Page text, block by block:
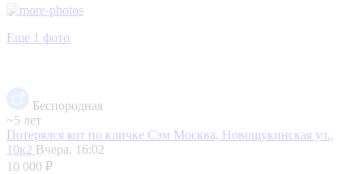
Еще 1 фото
Беспородная
~5 лет
Потерялся кот по кличке Сэм Москва, Новощукинская ул.,
10к2 Вчера, 16:02
10 000 ₽